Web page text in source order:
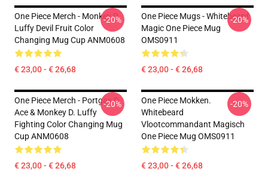
One Piece Merch - Monkey D.
Luffy Devil Fruit Color
Changing Mug Cup ANM0608
€ 23,00 - € 26,68
-20%
One Piece Mugs - Whitebeard
Magic One Piece Mug
OMS0911
€ 23,00 - € 26,68
-20%
One Piece Merch - Portgas D.
Ace & Monkey D. Luffy
Fighting Color Changing Mug
Cup ANM0608
€ 23,00 - € 26,68
-20%
One Piece Mokken.
Whitebeard
Vlootcommandant Magisch
One Piece Mug OMS0911
€ 23,00 - € 26,68
-20%